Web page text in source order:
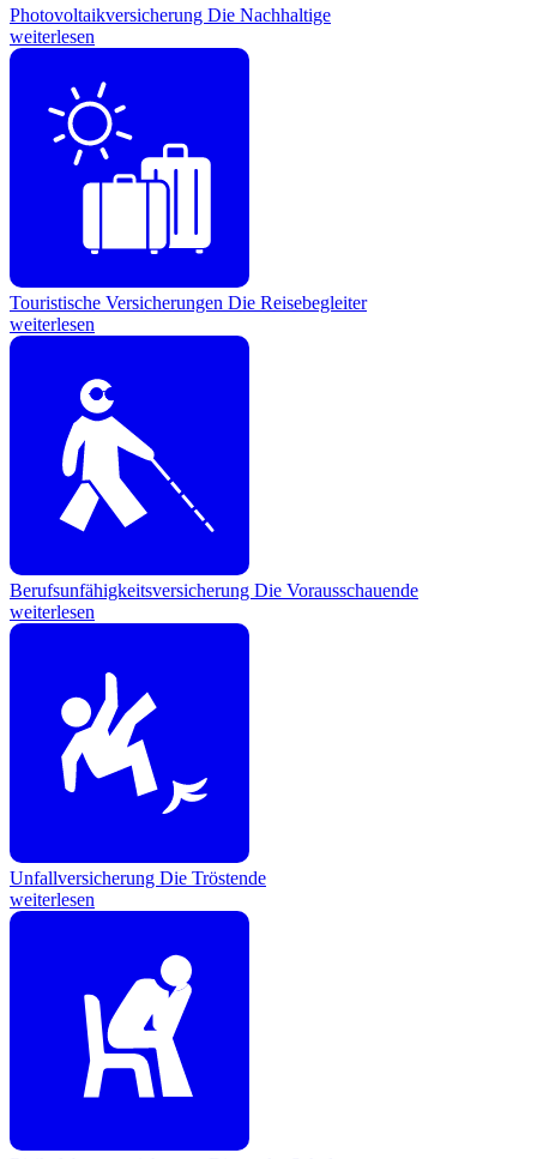
Photovoltaikversicherung Die Nachhaltige
weiterlesen
Touristische Versicherungen Die Reisebegleiter
weiterlesen
Berufsunfähigkeitsversicherung Die Vorausschauende
weiterlesen
Unfallversicherung Die Tröstende
weiterlesen